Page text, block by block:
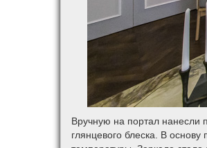
Вручную на портал нанесли
глянцевого блеска. В